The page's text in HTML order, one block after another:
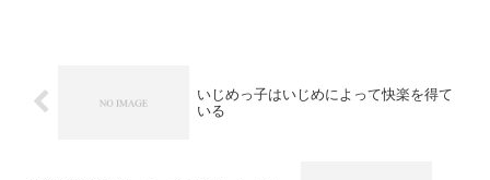
いじめっ子はいじめによって快楽を得て
いる